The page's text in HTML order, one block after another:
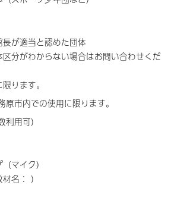
長が適当と認めた団体
区分がわからない場合はお問い合わせくだ
ります。
市内での使用に限ります。
用可）
マイク）
名： ）